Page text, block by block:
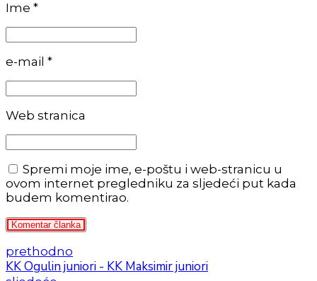
Ime *
e-mail *
Web stranica
Spremi moje ime, e-poštu i web-stranicu u
ovom internet pregledniku za sljedeći put kada
budem komentirao.
Komentar članka
prethodno
KK Ogulin juniori - KK Maksimir juniori